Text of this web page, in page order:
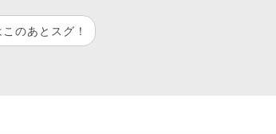
のあとスグ！